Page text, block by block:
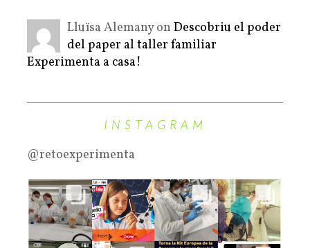
Lluïsa Alemany on Descobriu el poder
del paper al taller familiar
Experimenta a casa!
INSTAGRAM
@retoexperimenta